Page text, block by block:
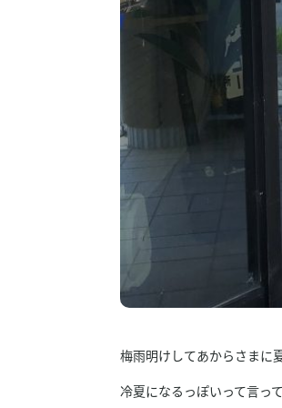
梅雨明けしてあからさまに
冷夏になるっぽいって言っ